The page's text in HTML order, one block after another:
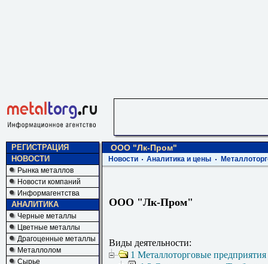
РЕГИСТРАЦИЯ
НОВОСТИ
Рынка металлов
Новости компаний
Информагентства
АНАЛИТИКА
Черные металлы
Цветные металлы
Драгоценные металлы
Металлолом
Сырье
ООО "Лк-Пром"
Новости Аналитика и цены
ООО "Лк-Пром"
Виды деятельности:
1 Металлоторговые